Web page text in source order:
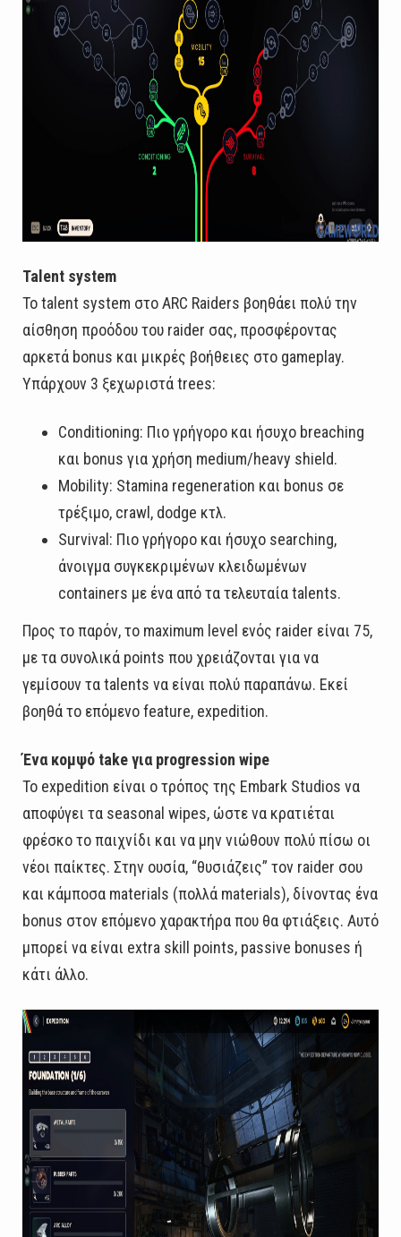
Talent system
Το talent system στο ARC Raiders βοηθάει πολύ την
αίσθηση προόδου του raider σας, προσφέροντας
αρκετά bonus και μικρές βοήθειες στο gameplay.
Υπάρχουν 3 ξεχωριστά trees:
Conditioning: Πιο γρήγορο και ήσυχο breaching
και bonus για χρήση medium/heavy shield.
Mobility: Stamina regeneration και bonus σε
τρέξιμο, crawl, dodge κτλ.
Survival: Πιο γρήγορο και ήσυχο searching,
άνοιγμα συγκεκριμένων κλειδωμένων
containers με ένα από τα τελευταία talents.
Προς το παρόν, το maximum level ενός raider είναι 75,
με τα συνολικά points που χρειάζονται για να
γεμίσουν τα talents να είναι πολύ παραπάνω. Εκεί
βοηθά το επόμενο feature, expedition.
Ένα κομψό take για progression wipe
Το expedition είναι ο τρόπος της Embark Studios να
αποφύγει τα seasonal wipes, ώστε να κρατιέται
φρέσκο το παιχνίδι και να μην νιώθουν πολύ πίσω οι
νέοι παίκτες. Στην ουσία, “θυσιάζεις” τον raider σου
και κάμποσα materials (πολλά materials), δίνοντας ένα
bonus στον επόμενο χαρακτήρα που θα φτιάξεις. Αυτό
μπορεί να είναι extra skill points, passive bonuses ή
κάτι άλλο.